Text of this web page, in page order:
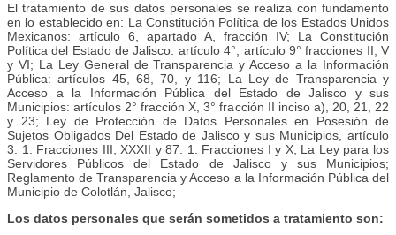
El tratamiento de sus datos personales se realiza con fundamento
en lo establecido en: La Constitución Política de los Estados Unidos
Mexicanos: artículo 6, apartado A, fracción IV; La Constitución
Política del Estado de Jalisco: artículo 4°, artículo 9° fracciones II, V
y VI; La Ley General de Transparencia y Acceso a la Información
Pública: artículos 45, 68, 70, y 116; La Ley de Transparencia y
Acceso a la Información Pública del Estado de Jalisco y sus
Municipios: artículos 2° fracción X, 3° fracción II inciso a), 20, 21, 22
y 23; Ley de Protección de Datos Personales en Posesión de
Sujetos Obligados Del Estado de Jalisco y sus Municipios, artículo
3. 1. Fracciones III, XXXII y 87. 1. Fracciones I y X; La Ley para los
Servidores Públicos del Estado de Jalisco y sus Municipios;
Reglamento de Transparencia y Acceso a la Información Pública del
Municipio de Colotlán, Jalisco;
Los datos personales que serán sometidos a tratamiento son: